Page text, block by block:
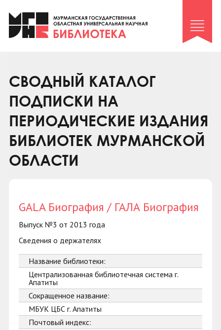
Клуб «Гиря и сельдерей»
Клуб «Семейный архив»
Коллегам
Контакты
СВОДНЫЙ КАТАЛОГ
ПОДПИСКИ НА
ПЕРИОДИЧЕСКИЕ ИЗДАНИЯ
БИБЛИОТЕК МУРМАНСКОЙ
ОБЛАСТИ
GALA Биография / ГАЛА Биография
Выпуск №3 от 2013 года
Сведения о держателях
Название библиотеки:
Централизованная библиотечная система г.
Апатиты
Сокращенное название:
МБУК ЦБС г. Апатиты
Почтовый индекс: